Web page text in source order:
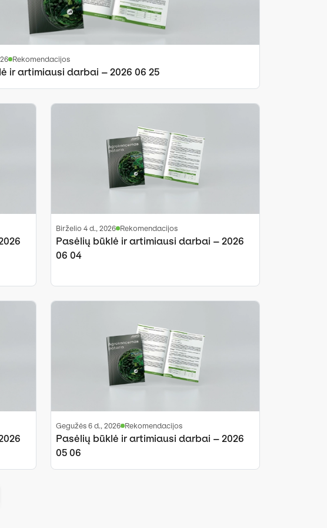
Rekomendacijos
ir artimiausi darbai – 2026 06 25
birželio 4 d., 2026 Rekomendacijos
Pasėlių būklė ir artimiausi darbai – 2026
06 04
gegužės 6 d., 2026 Rekomendacijos
Pasėlių būklė ir artimiausi darbai – 2026
05 06